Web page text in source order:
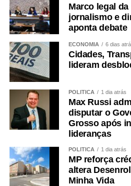
Marco legal
jornalismo e
aponta debate
ECONOMIA 6 dias
Cidades,
lideram
POLÍTICA 1 dia atrás
Max Russi
disputar o
Grosso após
lideranças
POLÍTICA 1 dia atrás
MP reforça
altera
Minha Vida